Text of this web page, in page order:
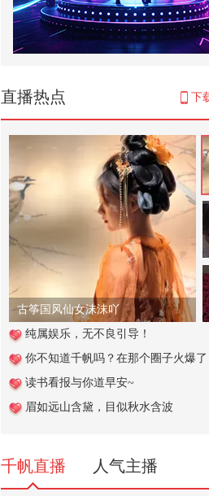
声...
1,504
冯小刚三顾茅庐请他出山
18商议承接厂房土建工程
《重生之退婚养家》
40
唱着情歌静静的等待，何
480
峰会汇集来自科研、产业
线的实践者们！关于AI如
础...
1,275
美媒发现中俄军贸归零时刻
3,014
努力生活的人，不需要向
头
直播热点 下
古筝国风仙女沫沫吖
纯属娱乐，无不良引导！
你不知道千帆吗？在那个圈子火爆了
读书看报与你道早安~
眉如远山含黛，目似秋水含波
千帆直播 人气主播